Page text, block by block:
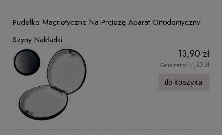
Pudełko Magnetyczne Na Protezę Aparat Ortodontyczny
Szyny Nakładki
13,90 zł
Cena netto: 11,30 zł
do koszyka